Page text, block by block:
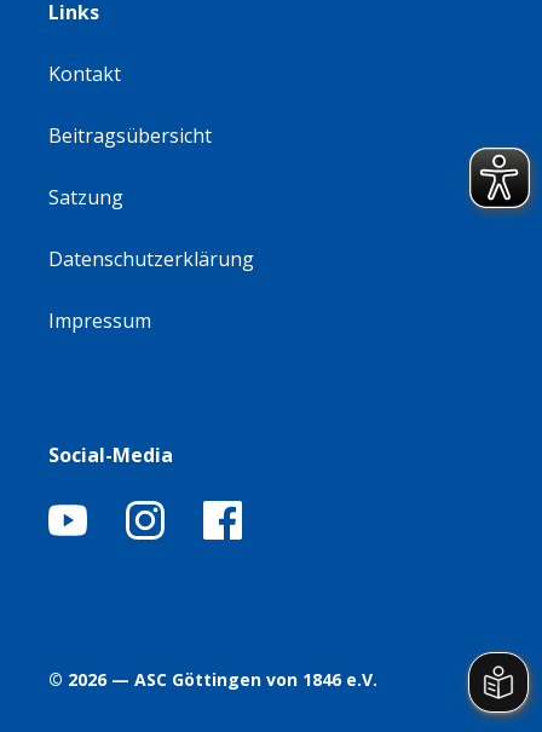
Links
Kontakt
Beitragsübersicht
Satzung
Datenschutzerklärung
Impressum
Social-Media
© 2026 — ASC Göttingen von 1846 e.V.